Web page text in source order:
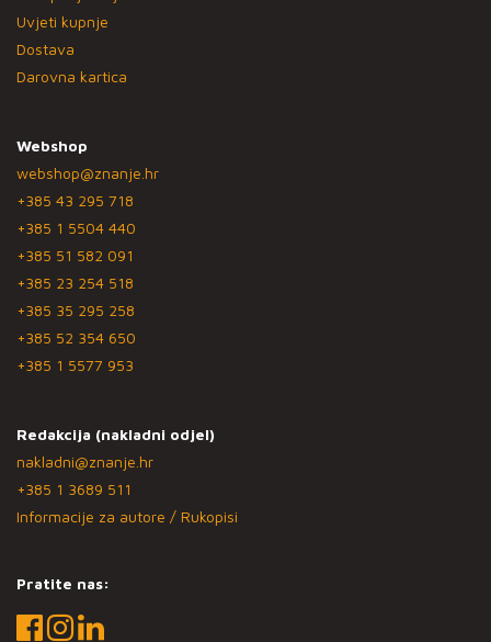
Uvjeti kupnje
Dostava
Darovna kartica
Webshop
webshop@znanje.hr
+385 43 295 718
+385 1 5504 440
+385 51 582 091
+385 23 254 518
+385 35 295 258
+385 52 354 650
+385 1 5577 953
Redakcija (nakladni odjel)
nakladni@znanje.hr
+385 1 3689 511
Informacije za autore / Rukopisi
Pratite nas: